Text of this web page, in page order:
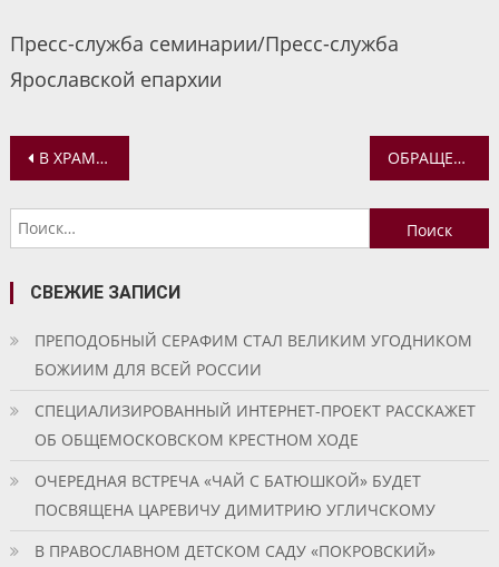
Пресс-служба семинарии/Пресс-служба
Ярославской епархии
Навигация
по
записям
В ХРАМЕ ВЕЛИКОМУЧЕНИКА НИКИТЫ ПРОХОДЯТ ЗАНЯТИЯ НАРОДНОГО ХОРА ОБРАЩЕНИЕ МОНАШЕСТВУЮЩИХ УКРАИНСКОЙ ПРАВОСЛАВНОЙ ЦЕРКВИ К ПАТРИАРХУ ВАРФОЛОМЕЮ
Найти:
СВЕЖИЕ ЗАПИСИ
ПРЕПОДОБНЫЙ СЕРАФИМ СТАЛ ВЕЛИКИМ УГОДНИКОМ
БОЖИИМ ДЛЯ ВСЕЙ РОССИИ
СПЕЦИАЛИЗИРОВАННЫЙ ИНТЕРНЕТ-ПРОЕКТ РАССКАЖЕТ
ОБ ОБЩЕМОСКОВСКОМ КРЕСТНОМ ХОДЕ
ОЧЕРЕДНАЯ ВСТРЕЧА «ЧАЙ С БАТЮШКОЙ» БУДЕТ
ПОСВЯЩЕНА ЦАРЕВИЧУ ДИМИТРИЮ УГЛИЧСКОМУ
В ПРАВОСЛАВНОМ ДЕТСКОМ САДУ «ПОКРОВСКИЙ»